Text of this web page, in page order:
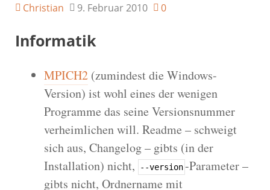
Christian 9. Februar 2010 0
Informatik
MPICH2 (zumindest die Windows-
Version) ist wohl eines der wenigen
Programme das seine Versionsnummer
verheimlichen will. Readme – schweigt
sich aus, Changelog – gibts (in der
Installation) nicht,
--version-Parameter –
gibts nicht, Ordnername mit